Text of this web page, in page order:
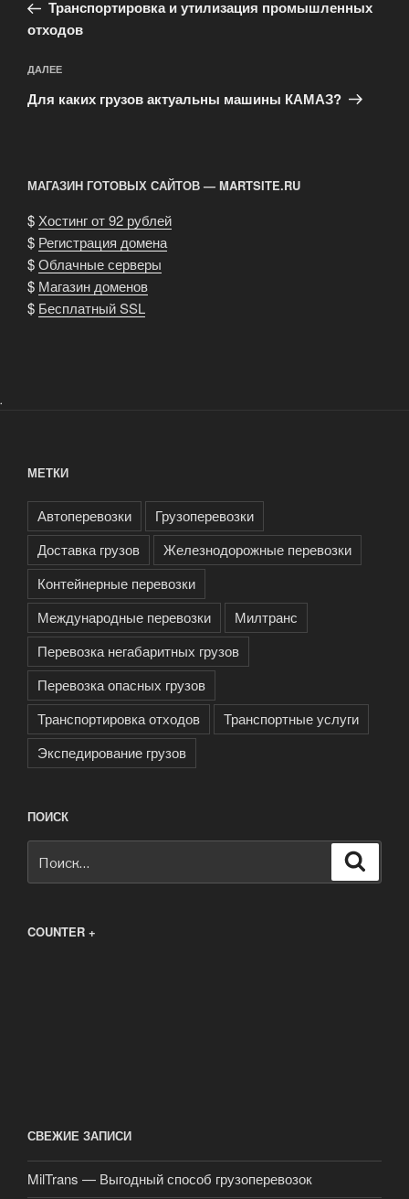
записям
Транспортировка и утилизация промышленных
отходов
Следующая
запись
ДАЛЕЕ
Для каких грузов актуальны машины КАМАЗ?
МАГАЗИН ГОТОВЫХ САЙТОВ — MARTSITE.RU
$Хостинг от 92 рублей
$ Регистрация домена
$Облачные серверы
$ Магазин доменов
$ Бесплатный SSL
.
МЕТКИ
Автоперевозки
Грузоперевозки
Доставка грузов
Железнодорожные перевозки
Контейнерные перевозки
Международные перевозки
Милтранс
Перевозка негабаритных грузов
Перевозка опасных грузов
Транспортировка отходов
Транспортные услуги
Экспедирование грузов
ПОИСК
COUNTER +
СВЕЖИЕ ЗАПИСИ
MilTrans — Выгодный способ грузоперевозок